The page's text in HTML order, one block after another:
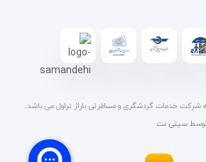
شرکت خدمات گردشگری و مسافرتی باراژ تراول می باشد.
سیتی نت